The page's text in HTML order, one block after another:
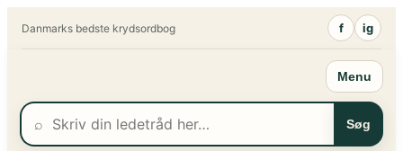
Danmarks bedste krydsordbog f ig
Menu
⌕ Søg